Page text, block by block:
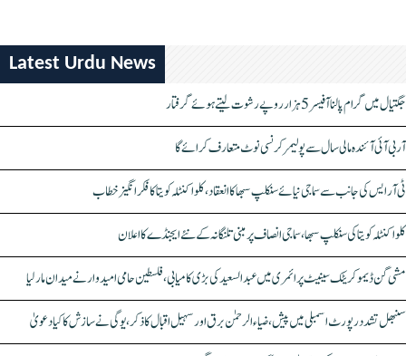
Latest Urdu News
جگتیال میں گرام پالنا آفیسر 5 ہزار روپے رشوت لیتے ہوئے گرفتار
آر بی آئی آئندہ مالی سال سے پولیمر کرنسی نوٹ متعارف کرائے گا
ٹی آر ایس کی جانب سے سماجی نیائے سنکلپ سبھا کا انعقاد، کلواکنٹلہ کویتا کا فکر انگیز خطاب
کلواکنٹلہ کویتا کی سنکلپ سبھا، سماجی انصاف پر مبنی تلنگانہ کے نئے ایجنڈے کا اعلان
مشی گن ڈیموکریٹک سینیٹ پرائمری میں عبدالسعید کی بڑی کامیابی، فلسطین حامی امیدوار نے میدان مار لیا
سنبھل تشدد رپورٹ اسمبلی میں پیش، ضیاء الرحمٰن برق اور سہیل اقبال کا ذکر، یوگی نے سازش کا کیا دعویٰ